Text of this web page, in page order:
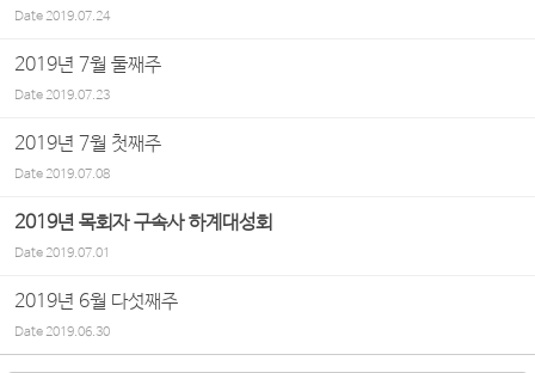
Date2019.07.24
2019년 7월 둘째주
Date2019.07.23
2019년 7월 첫째주
Date2019.07.08
2019년 목회자 구속사 하계대성회
Date2019.07.01
2019년 6월 다섯째주
Date2019.06.30